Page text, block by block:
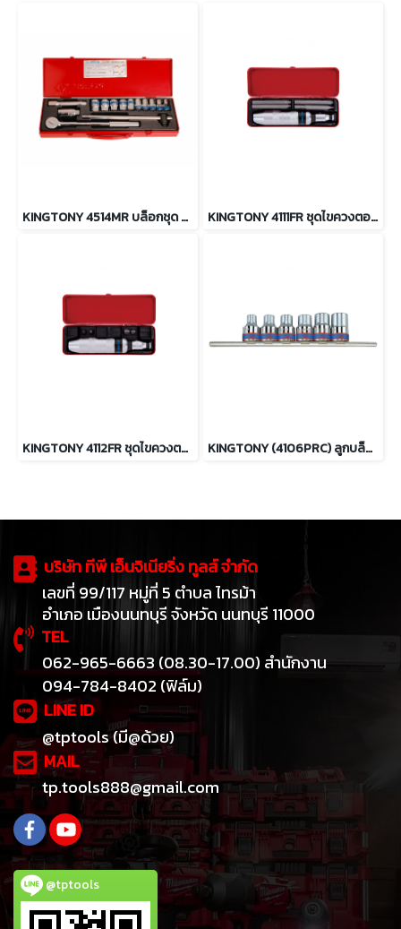
KINGTONY 4514MR บล็อกชุด รู 1/2” 14 ตัว/ชุด 6เหลี่ยม (ระบบมิล) KINGTONY 4111FR ชุดไขควงตอก Impact driver set 6 ตัว/ชุด
KINGTONY 4112FR ชุดไขควงตอก Impact driver set 6 ตัว/ชุด KINGTONY (4106PRC) ลูกบล็อกท็อค สั้น รู 1/2” 6ตัว/ชุด E10 ถึง E20
บริษัท ทีพี เอ็นจิเนียริ่ง ทูลส์ จำกัด
เลขที่ 99/117 หมู่ที่ 5 ตำบล ไทรม้า
อำเภอ เมืองนนทบุรี จังหวัด นนทบุรี 11000
TEL
062-965-6663 (08.30-17.00) สำนักงาน
094-784-8402 (ฟิล์ม)
LINE ID
@tptools (มี@ด้วย)
MAIL
tp.tools888@gmail.com
@tptools